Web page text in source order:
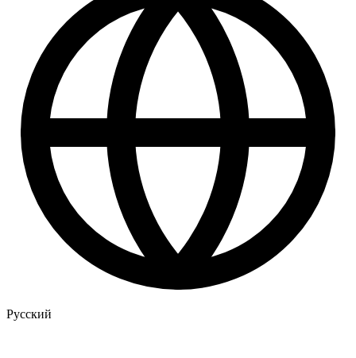
Русский